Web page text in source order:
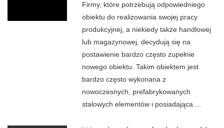
Firmy, które potrzebują odpowiedniego
obiektu do realizowania swojej pracy
produkcyjnej, a niekiedy także handlowej
lub magazynowej, decydują się na
postawienie bardzo często zupełnie
nowego obiektu. Takim obiektem jest
bardzo często wykonana z
nowoczesnych, prefabrykowanych
stalowych elementów i posiadająca ...